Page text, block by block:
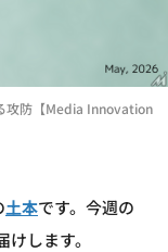
攻防【Media Innovation
土本です。今週の
けします。